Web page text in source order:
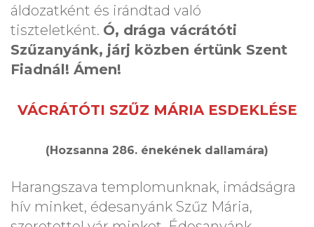
áldozatként és irándtad való
tiszteletként. Ó, drága vácrátóti
Szűzanyánk, járj közben értünk Szent
Fiadnál! Ámen!
VÁCRÁTÓTI SZŰZ MÁRIA ESDEKLÉSE
(Hozsanna 286. énekének dallamára)
Harangszava templomunknak, imádságra
hív minket, édesanyánk Szűz Mária,